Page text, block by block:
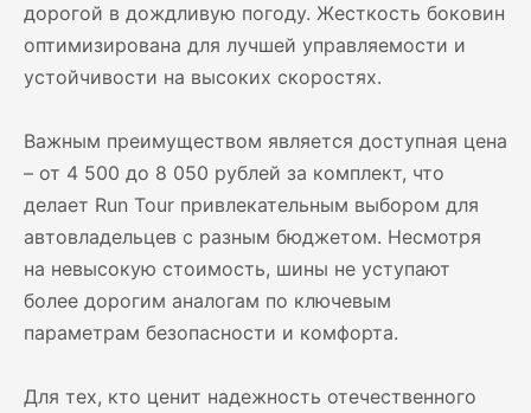
дорогой в дождливую погоду. Жесткость боковин
оптимизирована для лучшей управляемости и
устойчивости на высоких скоростях.
Важным преимуществом является доступная цена
– от 4 500 до 8 050 рублей за комплект, что
делает Run Tour привлекательным выбором для
автовладельцев с разным бюджетом. Несмотря
на невысокую стоимость, шины не уступают
более дорогим аналогам по ключевым
параметрам безопасности и комфорта.
Для тех, кто ценит надежность отечественного